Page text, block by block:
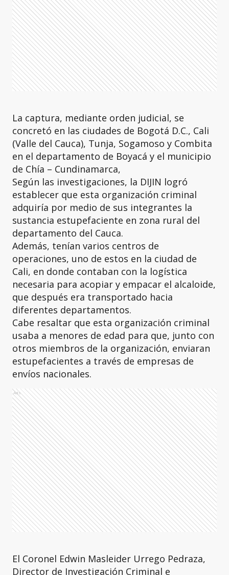
La captura, mediante orden judicial, se
concretó en las ciudades de Bogotá D.C., Cali
(Valle del Cauca), Tunja, Sogamoso y Combita
en el departamento de Boyacá y el municipio
de Chía – Cundinamarca,
Según las investigaciones, la DIJIN logró
establecer que esta organización criminal
adquiría por medio de sus integrantes la
sustancia estupefaciente en zona rural del
departamento del Cauca.
Además, tenían varios centros de
operaciones, uno de estos en la ciudad de
Cali, en donde contaban con la logística
necesaria para acopiar y empacar el alcaloide,
que después era transportado hacia
diferentes departamentos.
Cabe resaltar que esta organización criminal
usaba a menores de edad para que, junto con
otros miembros de la organización, enviaran
estupefacientes a través de empresas de
envíos nacionales.
Ads
El Coronel Edwin Masleider Urrego Pedraza,
Director de Investigación Criminal e